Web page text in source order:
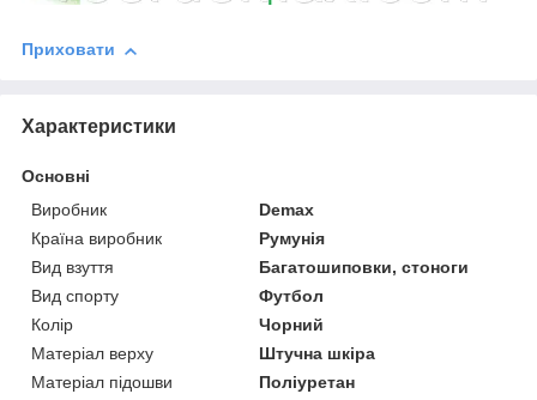
Приховати
Характеристики
Основні
Виробник
Demax
Країна виробник
Румунія
Вид взуття
Багатошиповки, стоноги
Вид спорту
Футбол
Колір
Чорний
Матеріал верху
Штучна шкіра
Матеріал підошви
Поліуретан